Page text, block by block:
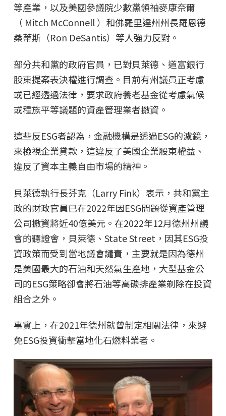
等產業，以及美國參議院少數黨領袖麥康奈爾
（ Mitch McConnell ）和佛羅里達州州長羅恩德
桑蒂斯（Ron DeSantis）等人強力反對。
部分共和黨的政府官員，已對貝萊德、道富銀行
股東提案表決權進行調查。目前有州議員正考慮
或已經透過法律，要求政府養老基金從考慮氣候
或種族平等議題的資產管理業者撤資。
這些反ESG者認為，金融機構是透過ESG的濾鏡，
來檢視企業貸款，這違反了美國企業股東權益、
違反了資本主義自由市場的精神。
貝萊德執行長芬克（Larry Fink）表示，共和黨主
政的財政官員已在2022年因ESG問題從資產管理
公司撤資將近40億美元。在2022年12月德州州議
會的聽證會，貝萊德、State Street，因其ESG投
資政策而受到當地議會譴責，主要就是因為德州
是美國最大的石油和天然氣生產地，大型基金公
司的ESG策略卻會將石油等高碳排產業剃除在投資
組合之外。
事實上，在2021年德州就曾制定相關法律，來避
免ESG投資衝擊當地化石燃料業者。